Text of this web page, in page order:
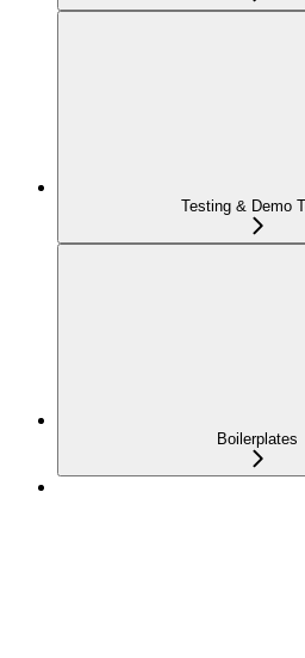
Testing & Demo
Boilerplates